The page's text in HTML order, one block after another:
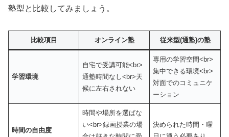
塾型と比較してみましょう。
比較項目 オンライン塾 従来型(通塾)の塾
学習環境
自宅で受講可能<br>
通塾時間なし<br>天
候に左右されない
専用の学習空間<br>
集中できる環境<br>
対面でのコミュニケ
ーション
時間の自由度
時間や場所を選ばな
い<br>録画授業の場
決められた時間・曜